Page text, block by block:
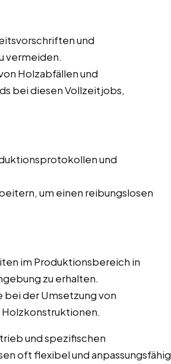
und
vermeiden.
Holzabfällen und
bei diesen Vollzeitjobs,
und
um einen reibungslosen
im Produktionsbereich in
zu erhalten.
bei der Umsetzung von
und spezifischen
oft flexibel und anpassungsfähig